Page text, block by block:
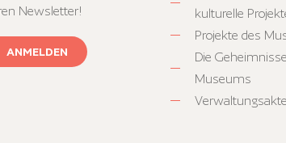
Newsletter!
ANMELDEN
kulturelle
Projekte des
Die
Museums
Verwaltungsakte